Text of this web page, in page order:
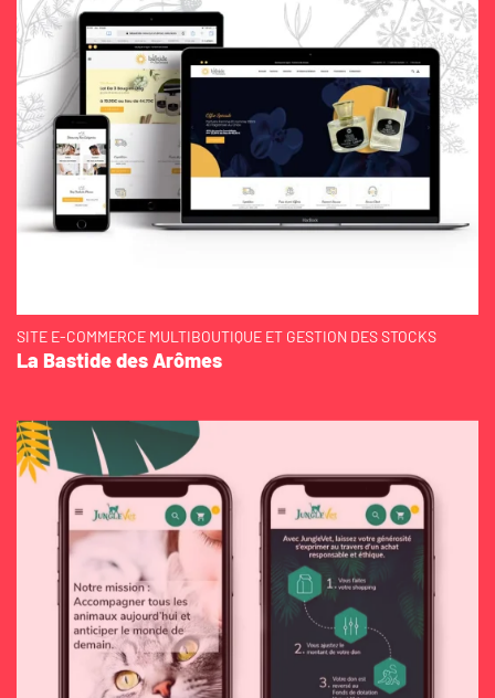
SITE E-COMMERCE MULTIBOUTIQUE ET GESTION DES STOCKS
La Bastide des Arômes